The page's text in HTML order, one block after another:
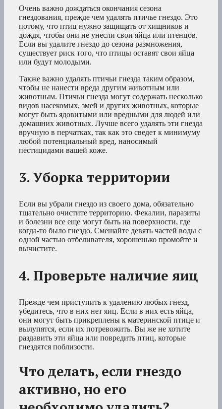
Очень важно дождаться окончания сезона
гнездования, прежде чем удалять птичье гнездо. Это
потому, что птиц нужно защищать от хищников и
дождя, чтобы они не унесли свои яйца или птенцов.
Если вы удалите гнездо до сезона размножения,
существует риск того, что птицы оставят свои яйца
или будут молодыми.
Также важно удалять птичьи гнезда таким образом,
чтобы не нанести вреда другим животным или
животным. Птичьи гнезда могут содержать несколько
видов насекомых, змей и других животных, которые
могут быть ядовитыми или вредными для людей или
домашних животных. Лучше всего удалять эти гнезда
вручную в перчатках, так как это сведет к минимуму
любой потенциальный вред, наносимый
пестицидами вашей коже.
3. Уборка территории
Если вы убрали гнездо из своего дома, обязательно
тщательно очистите территорию. Фекалии, паразиты
и болезни все еще могут быть на поверхности, где
когда-то было гнездо. Смешайте девять частей воды с
одной частью отбеливателя, хорошенько промойте и
вычистите.
4. Проверьте наличие яиц
Прежде чем приступить к удалению любых гнезд,
убедитесь, что в них нет яиц. Если в них есть яйца,
они могут быть прикреплены к материнской птице и
вылупятся, если их потревожить. Вы же не хотите
раздавить эти яйца или повредить птиц, которые
гнездятся поблизости.
Что делать, если гнездо
активно, но его